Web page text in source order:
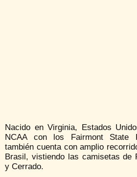
Nacido en Virginia, Estados
NCAA con los Fairmont State
también cuenta con amplio
Brasil, vistiendo las camisetas de
y Cerrado.